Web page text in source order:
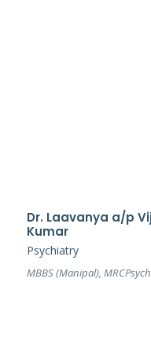
Dr. Laavanya a/p
Kumar
Psychiatry
MBBS (Manipal),